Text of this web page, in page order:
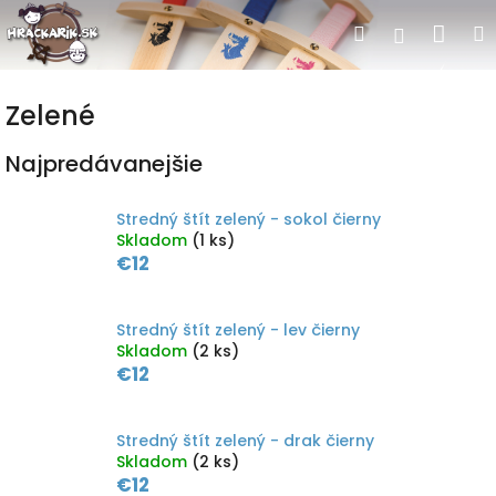
Prejsť
na
obsah
Hľadať
Zelené
Najpredávanejšie
Stredný štít zelený - sokol čierny
Skladom (1 ks)
€12
Stredný štít zelený - lev čierny
Skladom (2 ks)
€12
Stredný štít zelený - drak čierny
Skladom (2 ks)
€12